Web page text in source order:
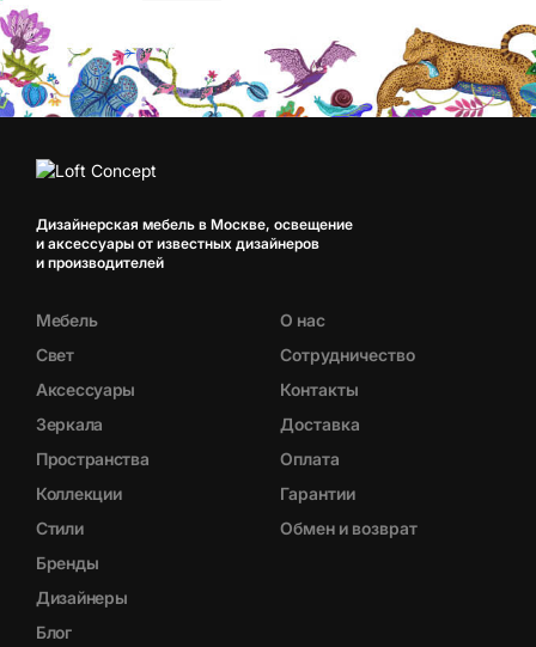
Дизайнерская мебель в Москве, освещение
и аксессуары от известных дизайнеров
и производителей
Мебель
Свет
Аксессуары
Зеркала
Пространства
Коллекции
Стили
Бренды
Дизайнеры
Блог
О нас
Сотрудничество
Контакты
Доставка
Оплата
Гарантии
Обмен и возврат